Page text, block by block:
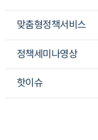
맞춤형정책서비스
정책세미나영상
핫이슈